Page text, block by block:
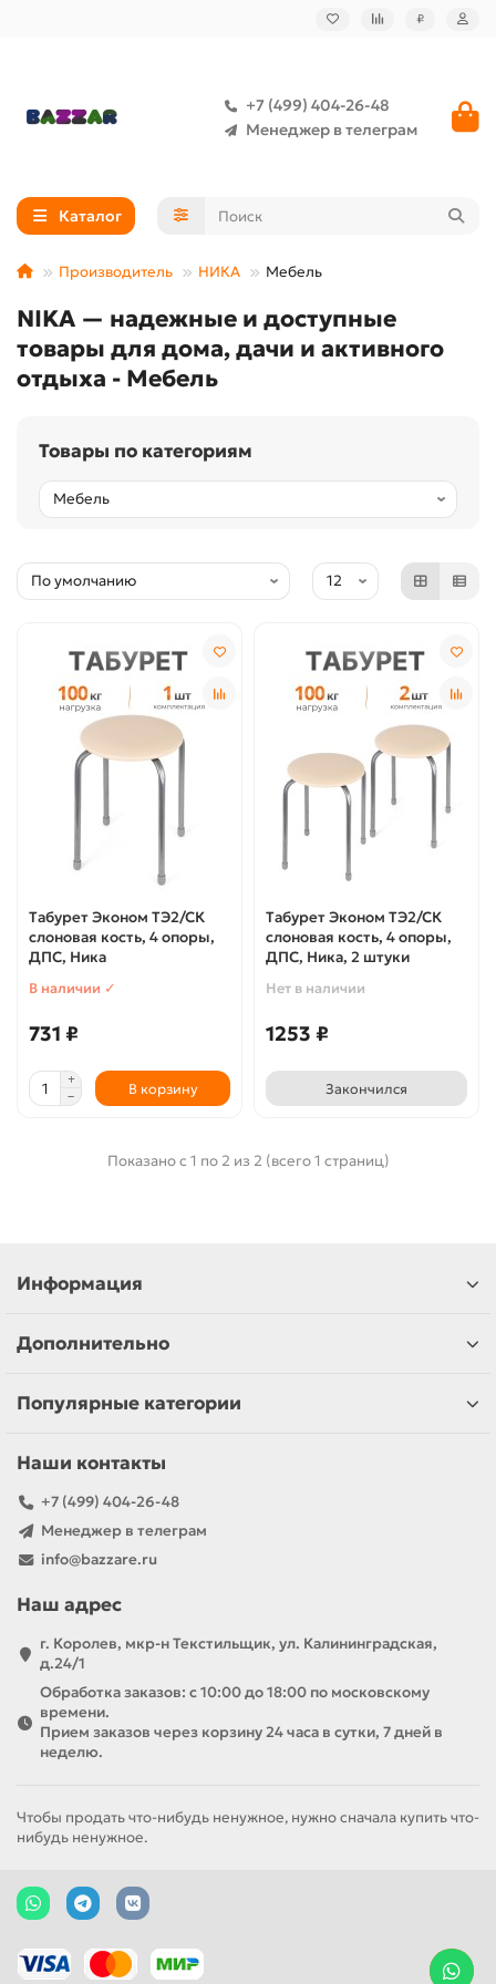
₽
+7 (499) 404-26-48
Менеджер в телеграм
Каталог
Производитель НИКА Мебель
NIKA — надежные и доступные
товары для дома, дачи и активного
отдыха - Мебель
Товары по категориям
Табурет Эконом ТЭ2/СК
слоновая кость, 4 опоры,
ДПС, Ника
В наличии ✓
731 ₽
В корзину
Табурет Эконом ТЭ2/СК
слоновая кость, 4 опоры,
ДПС, Ника, 2 штуки
Нет в наличии
1253 ₽
Закончился
Показано с 1 по 2 из 2 (всего 1 страниц)
Информация
Дополнительно
Популярные категории
Наши контакты
+7 (499) 404-26-48
Менеджер в телеграм
info@bazzare.ru
Наш адрес
г. Королев, мкр-н Текстильщик, ул. Калининградская,
д.24/1
Обработка заказов: с 10:00 до 18:00 по московскому
времени.
Прием заказов через корзину 24 часа в сутки, 7 дней в
неделю.
Чтобы продать что-нибудь ненужное, нужно сначала купить что-
нибудь ненужное.